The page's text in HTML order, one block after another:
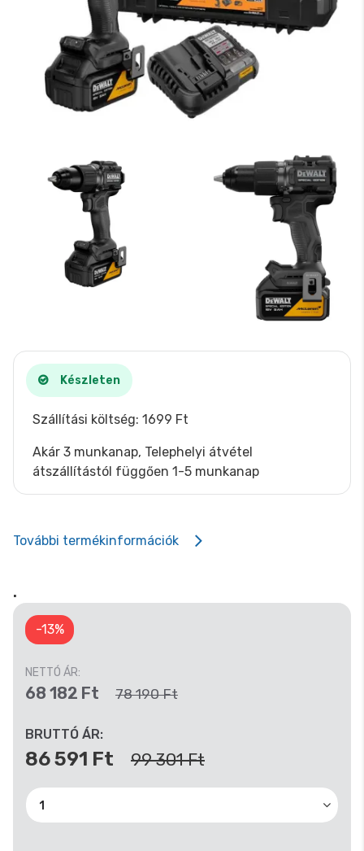
Készleten
Szállítási költség: 1699 Ft
Akár 3 munkanap, Telephelyi átvétel
átszállítástól függően 1-5 munkanap
További termékinformációk
.
-13%
NETTÓ ÁR:
68 182 Ft 78 190 Ft
BRUTTÓ ÁR:
86 591 Ft 99 301 Ft